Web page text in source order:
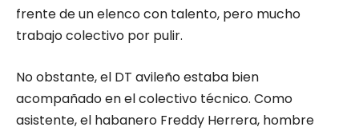
frente de un elenco con talento, pero mucho
trabajo colectivo por pulir.
No obstante, el DT avileño estaba bien
acompañado en el colectivo técnico. Como
asistente, el habanero Freddy Herrera, hombre